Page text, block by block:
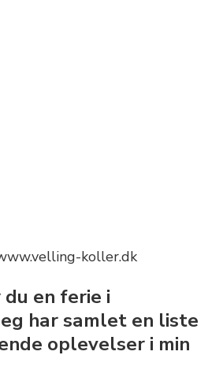
koller.dk
en ferie i
har samlet en liste
oplevelser i min